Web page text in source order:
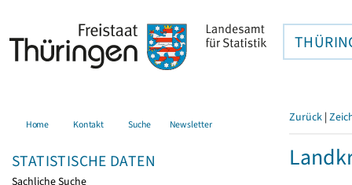
Home Kontakt Suche Newsletter
STATISTISCHE DATEN
Sachliche Suche
Zurück |